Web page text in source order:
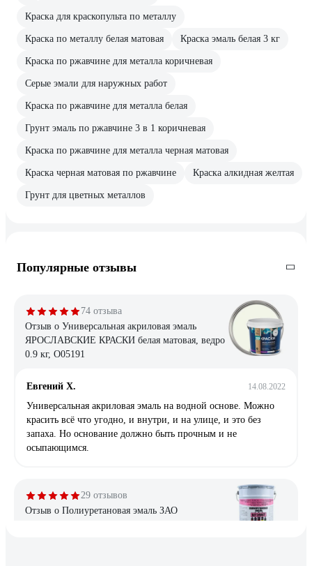
Краска для краскопульта по металлу
Краска по металлу белая матовая Краска эмаль белая 3 кг
Краска по ржавчине для металла коричневая
Серые эмали для наружных работ
Краска по ржавчине для металла белая
Грунт эмаль по ржавчине 3 в 1 коричневая
Краска по ржавчине для металла черная матовая
Краска черная матовая по ржавчине Краска алкидная желтая
Грунт для цветных металлов
Популярные отзывы
74 отзыва
Отзыв о Универсальная акриловая эмаль
ЯРОСЛАВСКИЕ КРАСКИ белая матовая, ведро
0.9 кг, О05191
Евгений Х. 14.08.2022
Универсальная акриловая эмаль на водной основе. Можно
красить всё что угодно, и внутри, и на улице, и это без
запаха. Но основание должно быть прочным и не
осыпающимся.
29 отзывов
Отзыв о Полиуретановая эмаль ЗАО